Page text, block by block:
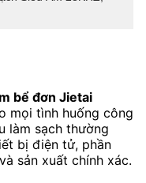
bể đơn Jietai
mọi tình huống công
làm sạch thường
bị điện tử, phần
sản xuất chính xác.